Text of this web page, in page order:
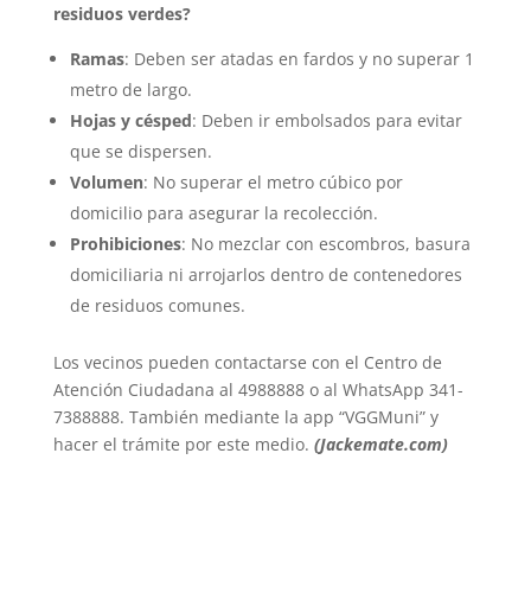
residuos verdes?
Ramas: Deben ser atadas en fardos y no superar 1
metro de largo.
Hojas y césped: Deben ir embolsados para evitar
que se dispersen.
Volumen: No superar el metro cúbico por
domicilio para asegurar la recolección.
Prohibiciones: No mezclar con escombros, basura
domiciliaria ni arrojarlos dentro de contenedores
de residuos comunes.
Los vecinos pueden contactarse con el Centro de
Atención Ciudadana al 4988888 o al WhatsApp 341-
7388888. También mediante la app “VGGMuni” y
hacer el trámite por este medio. (Jackemate.com)